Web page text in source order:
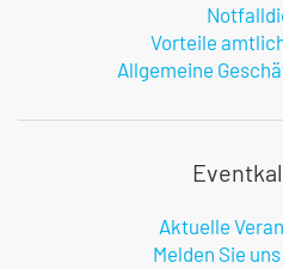
Vorteile
Allgemeine
Aktuelle
Melden Sie